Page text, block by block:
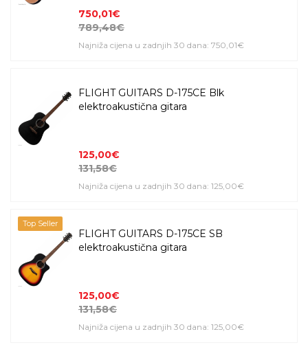
750,01€
789,48€
Najniža cijena u zadnjih 30 dana: 750,01€
FLIGHT GUITARS D-175CE Blk
elektroakustična gitara
125,00€
131,58€
Najniža cijena u zadnjih 30 dana: 125,00€
Top Seller
FLIGHT GUITARS D-175CE SB
elektroakustična gitara
125,00€
131,58€
Najniža cijena u zadnjih 30 dana: 125,00€